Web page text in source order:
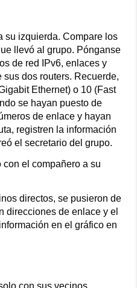
su izquierda. Compare los
llevó al grupo. Pónganse
de red IPv6, enlaces y
dos routers. Recuerde,
Ethernet) o 10 (Fast
se hayan puesto de
de enlace y hayan
registren la información
el secretario del grupo.
el compañero a su
directos, se pusieron de
direcciones de enlace y el
en el gráfico en